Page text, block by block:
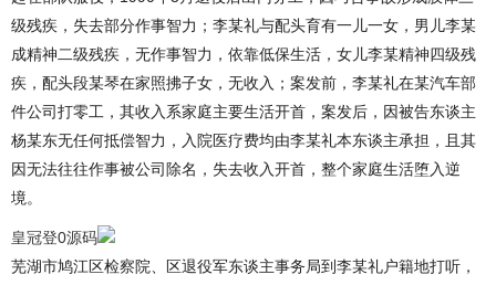
级残疾，失去部分作事智力；李某礼与配头育有一儿一女，男儿李某
成精神二级残疾，无作事智力，依靠低保生活，女儿李某精神四级残
疾，配头段某琴在家照拂子女，无收入；案发前，李某礼在某汽车部
件公司打零工，其收入系家庭主要生活开首，案发后，因被告东谈主
杨某东无任何抵偿智力，入院医疗费均由李某礼本东谈主承担，且其
因无法往往作事被公司除名，失去收入开首，整个家庭生活堕入逆
境。
皇冠登0源码
芜湖市鸠江区检察院、区退役军东谈主事务局到李某礼户籍地打听，